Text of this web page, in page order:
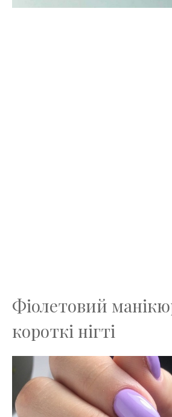
Фіолетовий
короткі нігті